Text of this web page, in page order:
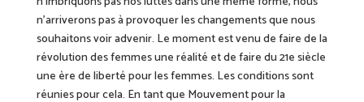
n’arriverons pas à provoquer les changements que nous
souhaitons voir advenir. Le moment est venu de faire de la
révolution des femmes une réalité et de faire du 21e siècle
une ère de liberté pour les femmes. Les conditions sont
réunies pour cela. En tant que Mouvement pour la